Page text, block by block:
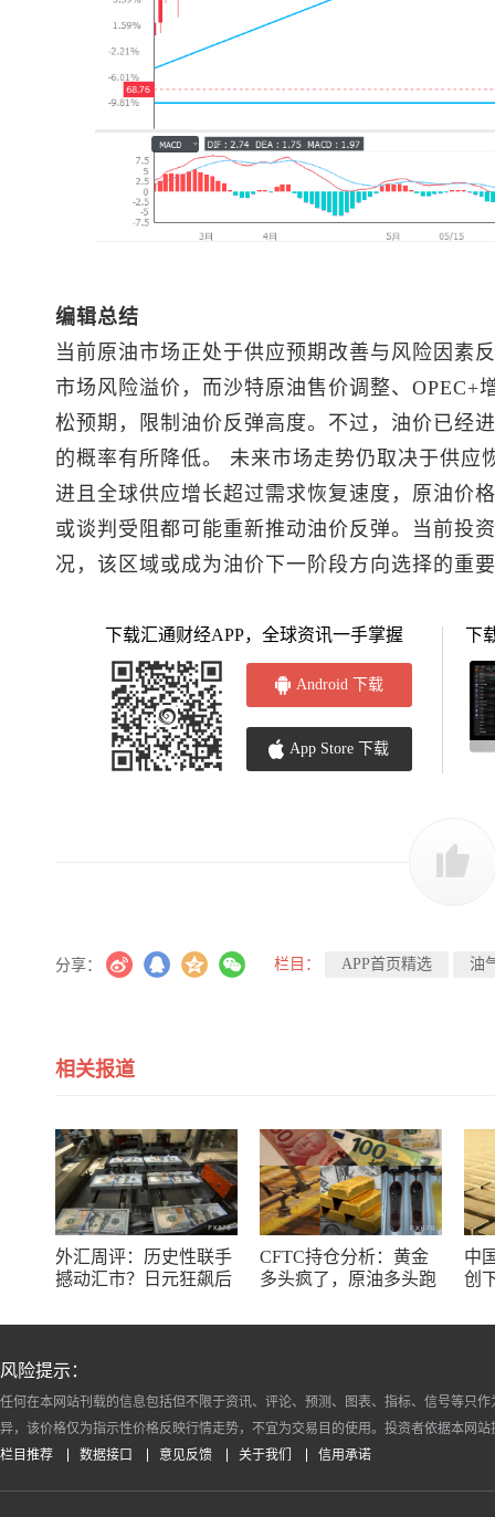
编辑总结
当前原油市场正处于供应预期改善与风险因素
市场风险溢价，而沙特原油售价调整、OPEC+
松预期，限制油价反弹高度。不过，油价已经
的概率有所降低。 未来市场走势仍取决于供应
进且全球供应增长超过需求恢复速度，原油价
或谈判受阻都可能重新推动油价反弹。当前投
况，该区域或成为油价下一阶段方向选择的重
下载汇通财经APP，全球资讯一手掌握
Android 下载
App Store 下载
下
分享： 栏目： APP首页精选 油
相关报道
外汇周评：历史性联手
撼动汇市？日元狂飙后
美元刷新七周低点
CFTC持仓分析：黄金
多头疯了，原油多头跑
中
创
风险提示：
任何在本网站刊载的信息包括但不限于资讯、评论、预测、图表、指标、信号等只
异，该价格仅为指示性价格反映行情走势，不宜为交易目的使用。投资者依据本网
栏目推荐
数据接口 意见反馈 关于我们 信用承诺